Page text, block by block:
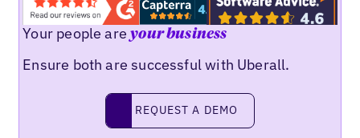
Your people areyour business
Ensure both are successful with Uberall.
Request a demo
REQUEST A DEMO